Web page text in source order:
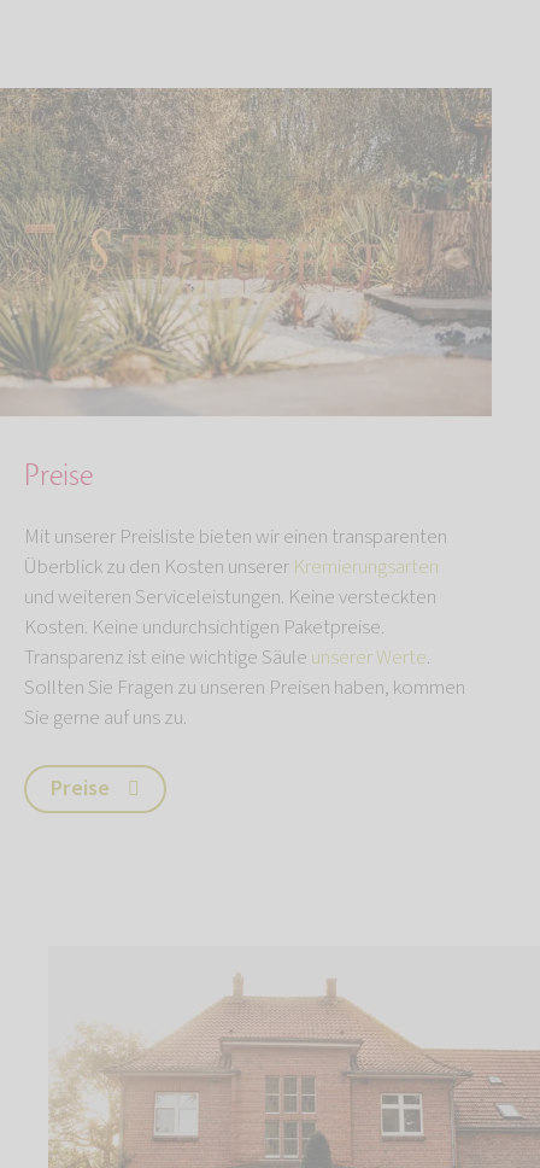
Preise
Mit unserer Preisliste bieten wir einen transparenten
Überblick zu den Kosten unserer Kremierungsarten
und weiteren Serviceleistungen. Keine versteckten
Kosten. Keine undurchsichtigen Paketpreise.
Transparenz ist eine wichtige Säule unserer Werte.
Sollten Sie Fragen zu unseren Preisen haben, kommen
Sie gerne auf uns zu.
Preise